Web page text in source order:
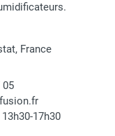
France
05
17h30